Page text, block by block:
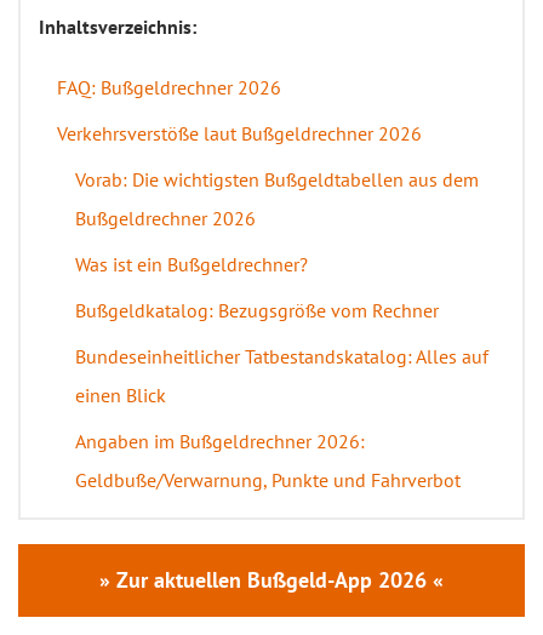
Inhaltsverzeichnis:
FAQ: Bußgeldrechner 2026
Verkehrsverstöße laut Bußgeldrechner 2026
Vorab: Die wichtigsten Bußgeldtabellen aus dem
Bußgeldrechner 2026
Was ist ein Bußgeldrechner?
Bußgeldkatalog: Bezugsgröße vom Rechner
Bundeseinheitlicher Tatbestandskatalog: Alles auf
einen Blick
Angaben im Bußgeldrechner 2026:
Geldbuße/Verwarnung, Punkte und Fahrverbot
» Zur aktuellen Bußgeld-App 2026 «